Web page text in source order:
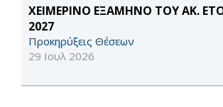
ΧΕΙΜΕΡΙΝΟ ΕΞΑΜΗΝΟ ΤΟΥ ΑΚ.
2027
Προκηρύξεις Θέσεων
29 Ιουλ 2026